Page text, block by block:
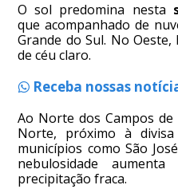
O sol predomina nesta
que acompanhado de
Grande do Sul. No
de céu claro.
Receba nossas
Ao Norte dos Campos
Norte, próximo à
municípios como São
nebulosidade
precipitação fraca.